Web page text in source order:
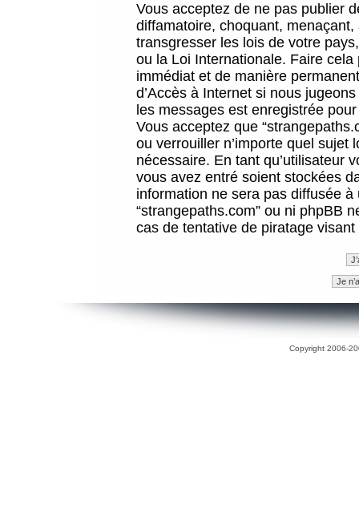
Vous acceptez de ne pas publier
diffamatoire, choquant,
transgresser les lois de votre
ou la Loi Internationale. Faire
immédiat et de manière
d’Accès à Internet si nous
les messages est enregistrée
Vous acceptez que
ou verrouiller n’importe quel sujet
nécessaire. En tant qu’utilisateur
vous avez entré soient stockées
information ne sera pas diffusée
“strangepaths.com” ou ni phpBB
cas de tentative de piratage
Copyright 2006-